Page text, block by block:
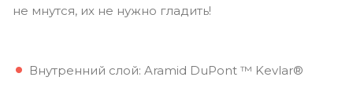
не мнутся, их не нужно гладить!
Внутренний слой: Aramid DuPont ™ Kevlar®